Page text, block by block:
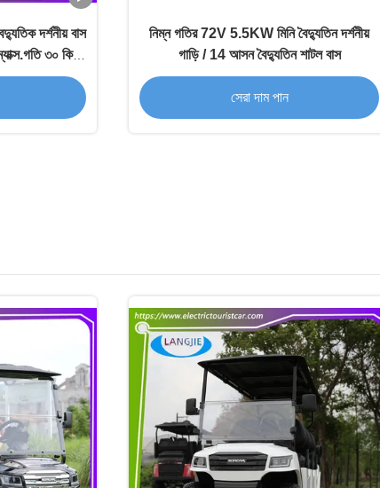
দর্শনীয় বাস
৩০ কিমি/
নিম্ন গতির 72V 5.5KW মিনি বৈদ্যুতিন দর্শনীয়
গাড়ি / 14 আসন বৈদ্যুতিন শাটল বাস
সেরা দাম পান